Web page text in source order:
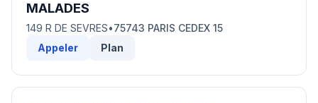
MALADES
149 R DE SEVRES•75743 PARIS CEDEX 15
Appeler
Plan